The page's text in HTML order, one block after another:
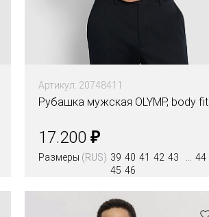
Артикул: 20748411
Рубашка мужская OLYMP, body fit
17.200 ₽
Размеры (RUS) 39 40 41 42 43
44
45 46